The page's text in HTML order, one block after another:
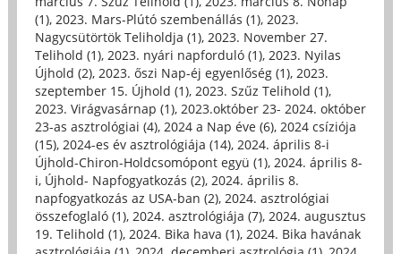
(1), 2023. Mars-Plútó szembenállás (1), 2023.
Nagycsütörtök Teliholdja (1), 2023. November 27.
Telihold (1), 2023. nyári napforduló (1), 2023. Nyilas
Újhold (2), 2023. őszi Nap-éj egyenlőség (1), 2023.
szeptember 15. Újhold (1), 2023. Szűz Telihold (1),
2023. Virágvasárnap (1), 2023.október 23- 2024. október
23-as asztrológiai (4), 2024 a Nap éve (6), 2024 csíziója
(15), 2024-es év asztrológiája (14), 2024. április 8-i
Újhold-Chiron-Holdcsomópont együ (1), 2024. április 8-
i, Újhold- Napfogyatkozás (2), 2024. április 8.
napfogyatkozás az USA-ban (2), 2024. asztrológiai
összefoglaló (1), 2024. asztrológiája (7), 2024. augusztus
19. Telihold (1), 2024. Bika hava (1), 2024. Bika havának